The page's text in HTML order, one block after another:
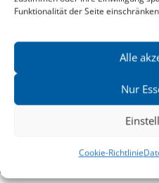
Funktionalität der Seite
Alle
Nur
Cookie-Richtlinie
Spenglers
Studien zu